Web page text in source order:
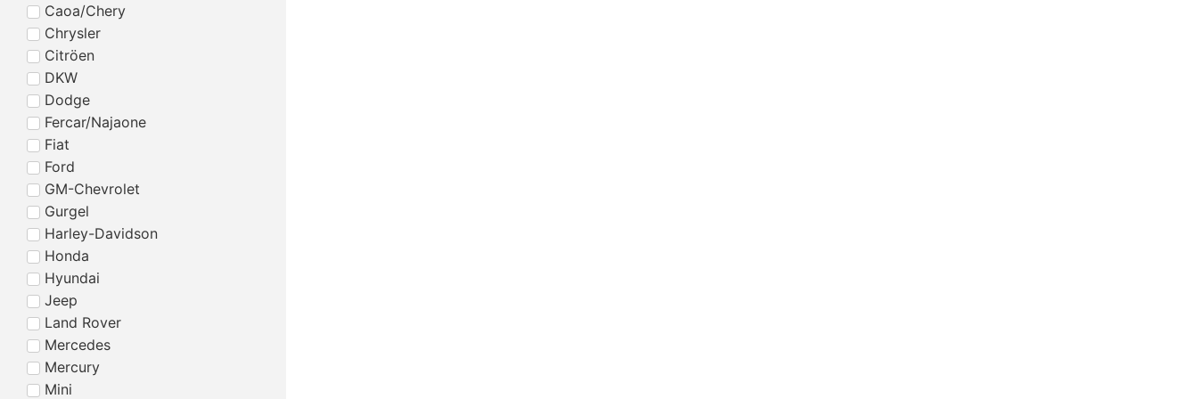
Caoa/Chery
Chrysler
Citröen
DKW
Dodge
Fercar/Najaone
Fiat
Ford
GM-Chevrolet
Gurgel
Harley-Davidson
Honda
Hyundai
Jeep
Land Rover
Mercedes
Mercury
Mini